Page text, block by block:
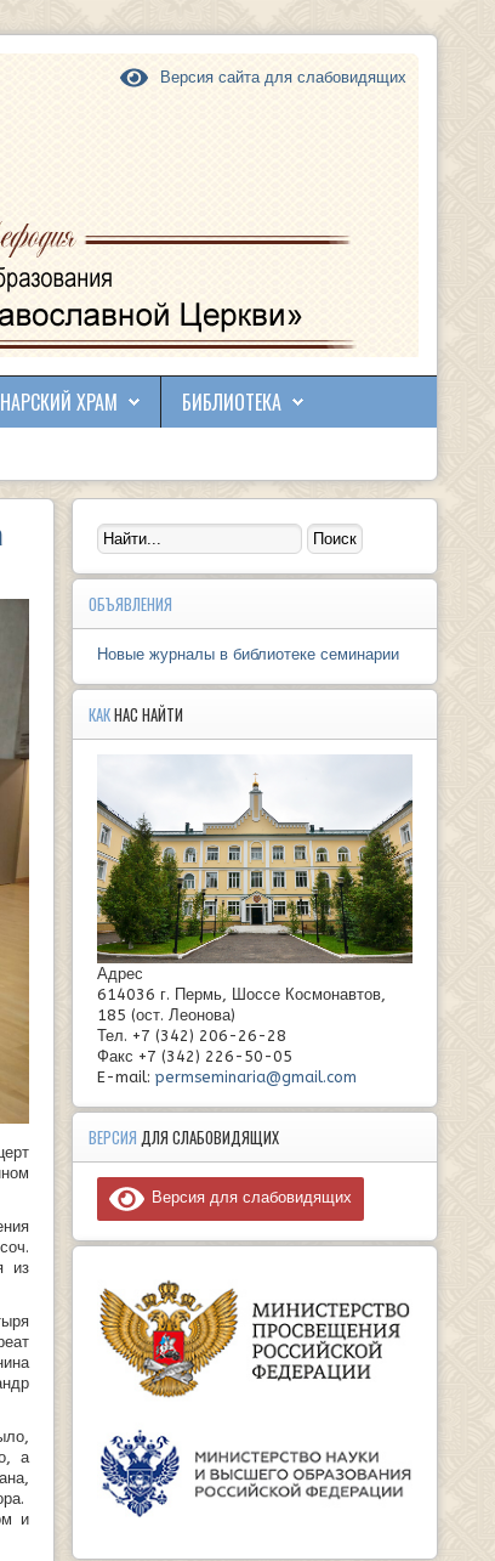
Версия сайта для слабовидящих
ХРАМ БИБЛИОТЕКА
из
а
и
ОБЪЯВЛЕНИЯ
Новые журналы в библиотеке семинарии
КАКНАС НАЙТИ
Адрес
614036 г. Пермь, Шоссе Космонавтов,
185 (ост. Леонова)
Тел. +7 (342) 206-26-28
Факс +7 (342) 226-50-05
E-mail: permseminaria@gmail.com
ВЕРСИЯ ДЛЯ СЛАБОВИДЯЩИХ
Версия для слабовидящих